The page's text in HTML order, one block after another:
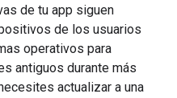
de tu app siguen
de los usuarios
operativos para
antiguos durante más
actualizar a una